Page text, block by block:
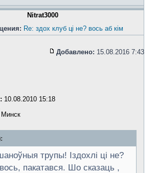
Nitrat3000
Re: здох клуб ці не? вось аб кім
Добавлено: 15.08.2016 7:43
10.08.2010 15:18
трупы! Іздохлі ці не?
пакатався. Шо сказаць ,